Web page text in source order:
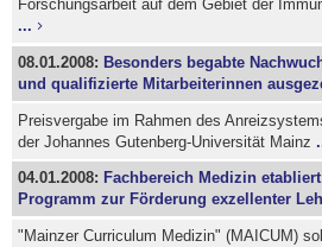
Forschungsarbeit auf dem Gebiet der
...
08.01.2008: Besonders begabte
und qualifizierte Mitarbeiterinnen
Preisvergabe im Rahmen des
der Johannes Gutenberg-Universität Mainz
04.01.2008: Fachbereich Medizin
Programm zur Förderung exzellenter
"Mainzer Curriculum Medizin" (MAICUM)